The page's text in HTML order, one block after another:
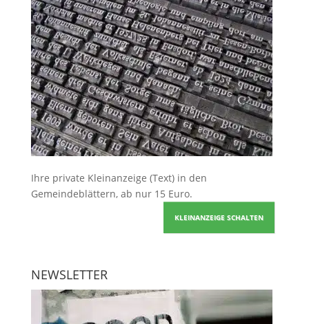
Ihre private Kleinanzeige (Text) in den
Gemeindeblättern, ab nur 15 Euro.
KLEINANZEIGE SCHALTEN
NEWSLETTER